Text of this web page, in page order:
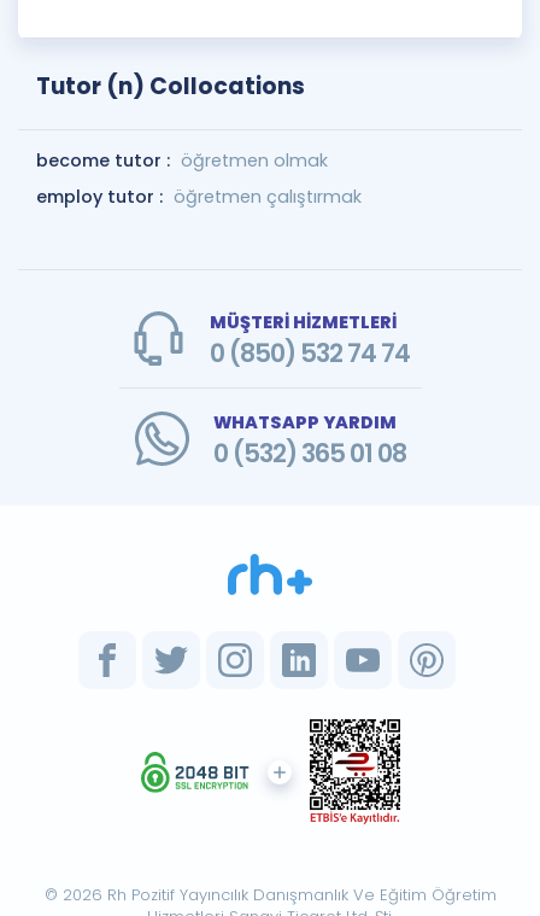
Tutor (n) Collocations
become tutor : öğretmen olmak
employ tutor : öğretmen çalıştırmak
MÜŞTERİ HİZMETLERİ
0 (850) 532 74 74
WHATSAPP YARDIM
0 (532) 365 01 08
© 2026 Rh Pozitif Yayıncılık Danışmanlık Ve Eğitim Öğretim